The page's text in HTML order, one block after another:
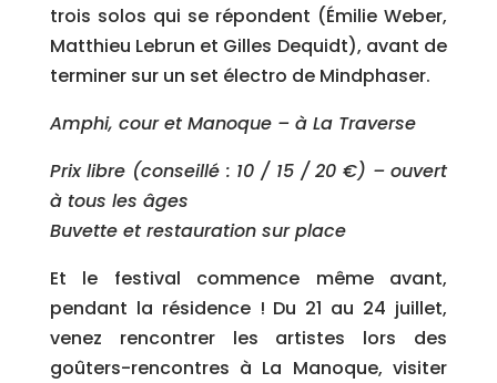
trois solos qui se répondent (Émilie Weber,
Matthieu Lebrun et Gilles Dequidt), avant de
terminer sur un set électro de Mindphaser.
Amphi, cour et Manoque – à La Traverse
Prix libre (conseillé : 10 / 15 / 20 €) – ouvert
à tous les âges
Buvette et restauration sur place
Et le festival commence même avant,
pendant la résidence ! Du 21 au 24 juillet,
venez rencontrer les artistes lors des
goûters-rencontres à La Manoque, visiter